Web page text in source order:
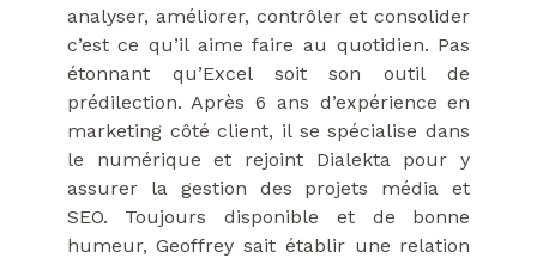
analyser, améliorer, contrôler et consolider
c’est ce qu’il aime faire au quotidien. Pas
étonnant qu’Excel soit son outil de
prédilection. Après 6 ans d’expérience en
marketing côté client, il se spécialise dans
le numérique et rejoint Dialekta pour y
assurer la gestion des projets média et
SEO. Toujours disponible et de bonne
humeur, Geoffrey sait établir une relation